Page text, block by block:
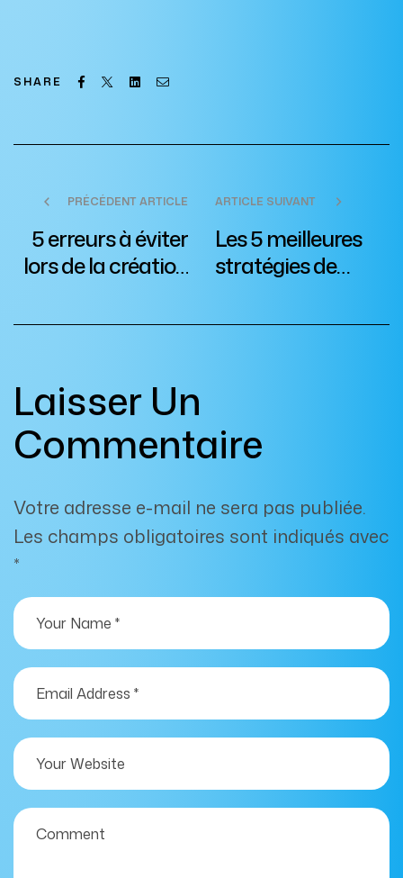
SHARE Facebook
Twitter LinkedinEmail
PRÉCÉDENT ARTICLE
5 erreurs à éviter
lors de la création
ARTICLE SUIVANT
Les 5 meilleures
stratégies de
les PME
Laisser Un
Commentaire
Votre adresse e-mail ne sera pas publiée.
Les champs obligatoires sont indiqués avec
*